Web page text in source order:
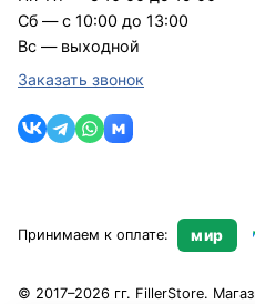
Сб — с 10:00 до 13:00
Вс — выходной
Заказать звонок
Принимаем к оплате: мир
© 2017–2026 гг. FillerStore.